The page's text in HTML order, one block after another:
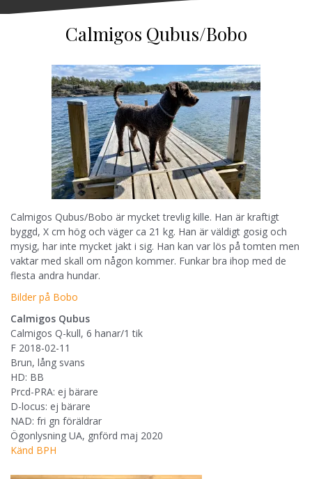
Calmigos Qubus/Bobo
Calmigos Qubus/Bobo är mycket trevlig kille. Han är kraftigt
byggd, X cm hög och väger ca 21 kg. Han är väldigt gosig och
mysig, har inte mycket jakt i sig. Han kan var lös på tomten men
vaktar med skall om någon kommer. Funkar bra ihop med de
flesta andra hundar.
Bilder på Bobo
Calmigos Qubus
Calmigos Q-kull, 6 hanar/1 tik
F 2018-02-11
Brun, lång svans
HD: BB
Prcd-PRA: ej bärare
D-locus: ej bärare
NAD: fri gn föräldrar
Ögonlysning UA, gnförd maj 2020
Känd BPH